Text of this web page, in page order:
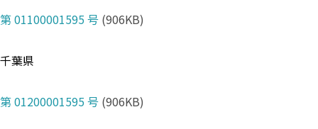
第 01100001595 号 (906KB)
千葉県
第 01200001595 号 (906KB)